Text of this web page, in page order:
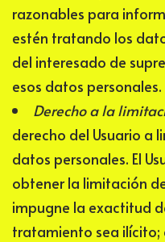
razonables para
estén tratando los
del interesado de
esos datos personales.
Derecho a la
derecho del Usuario a
datos personales. El
obtener la limitación
impugne la exactitud
tratamiento sea ilícito;